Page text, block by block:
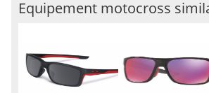
Equipement motocross